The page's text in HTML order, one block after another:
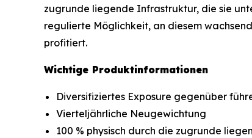
zugrunde liegende Infrastruktur, die sie
regulierte Möglichkeit, an diesem
profitiert.
Wichtige Produktinformationen
Diversifiziertes Exposure gegenüber
Vierteljährliche Neugewichtung
100 % physisch durch die zugrunde